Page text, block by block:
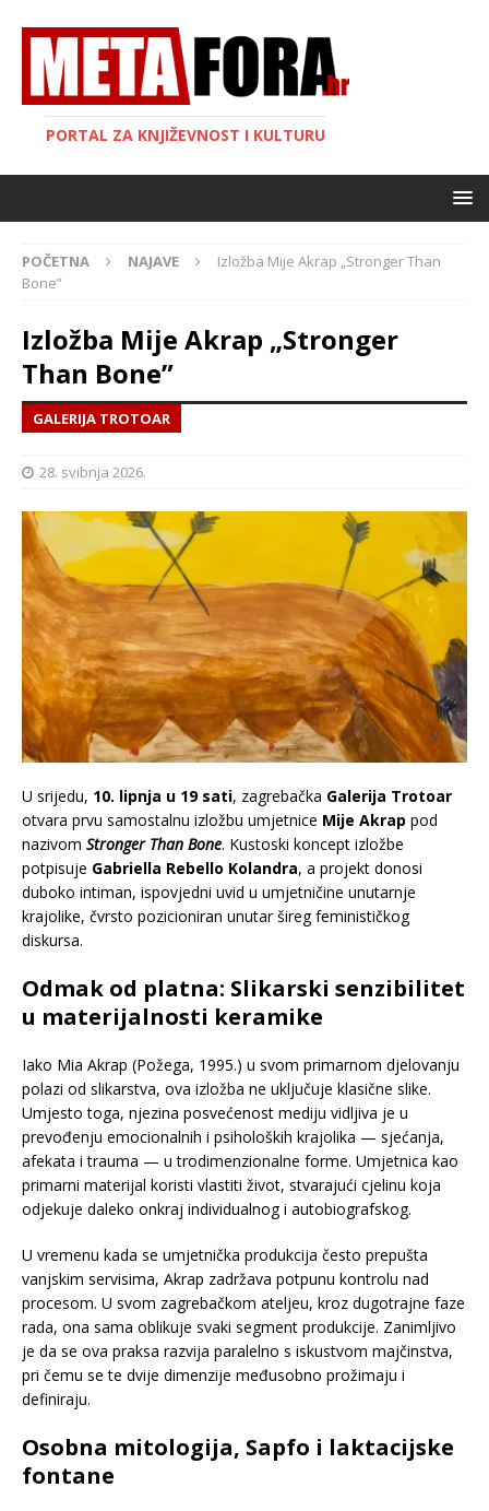
PORTAL ZA KNJIŽEVNOST I KULTURU
POČETNA NAJAVE
Izložba Mije Akrap „Stronger Than
Bone”
Izložba Mije Akrap „Stronger
Than Bone”
GALERIJA TROTOAR
28. svibnja 2026.
U srijedu, 10. lipnja u 19 sati, zagrebačka Galerija Trotoar
otvara prvu samostalnu izložbu umjetnice Mije Akrap pod
nazivom Stronger Than Bone. Kustoski koncept izložbe
potpisuje Gabriella Rebello Kolandra, a projekt donosi
duboko intiman, ispovjedni uvid u umjetničine unutarnje
krajolike, čvrsto pozicioniran unutar šireg feminističkog
diskursa.
Odmak od platna: Slikarski senzibilitet
u materijalnosti keramike
Iako Mia Akrap (Požega, 1995.) u svom primarnom djelovanju
polazi od slikarstva, ova izložba ne uključuje klasične slike.
Umjesto toga, njezina posvećenost mediju vidljiva je u
prevođenju emocionalnih i psiholoških krajolika — sjećanja,
afekata i trauma — u trodimenzionalne forme. Umjetnica kao
primarni materijal koristi vlastiti život, stvarajući cjelinu koja
odjekuje daleko onkraj individualnog i autobiografskog.
U vremenu kada se umjetnička produkcija često prepušta
vanjskim servisima, Akrap zadržava potpunu kontrolu nad
procesom. U svom zagrebačkom ateljeu, kroz dugotrajne faze
rada, ona sama oblikuje svaki segment produkcije. Zanimljivo
je da se ova praksa razvija paralelno s iskustvom majčinstva,
pri čemu se te dvije dimenzije međusobno prožimaju i
definiraju.
Osobna mitologija, Sapfo i laktacijske
fontane